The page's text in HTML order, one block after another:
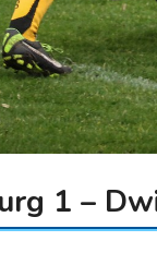
1 –